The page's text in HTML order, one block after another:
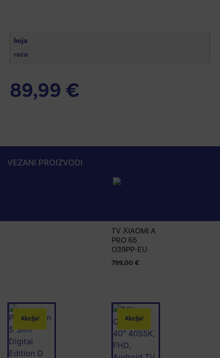
boja
roza
89,99 €
VEZANI PROIZVODI
TV XIAOMI A
PRO 65
O39PP-EU
799,00 €
Akcija! Akcija!